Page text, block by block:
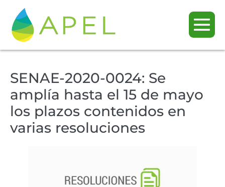
SENAE-2020-0024: Se
amplía hasta el 15 de mayo
los plazos contenidos en
varias resoluciones